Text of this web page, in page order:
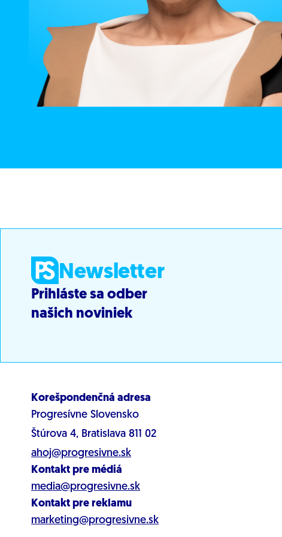
Newsletter
Prihláste sa odber
našich noviniek
Korešpondenčná adresa
Progresívne Slovensko
Štúrova 4, Bratislava 811 02
ahoj@progresivne.sk
Kontakt pre médiá
media@progresivne.sk
Kontakt pre reklamu
marketing@progresivne.sk